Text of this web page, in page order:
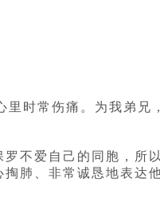
时常伤痛。为我弟兄
不爱自己的同胞，所
肺、非常诚恳地表达